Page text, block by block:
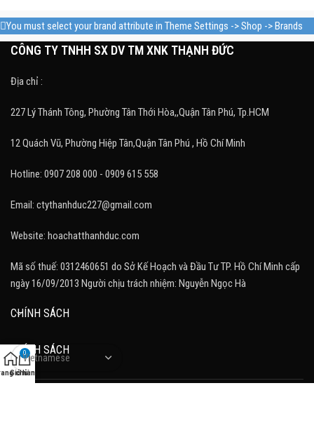
You must select your brand attribute in Theme Settings -> Shop -> Brands
CÔNG TY TNHH SX DV TM XNK THẠNH ĐỨC
Địa chỉ :
227 Lý Thánh Tông, Phường Tân Thới Hòa,,Quận Tân Phú, Tp.HCM
12 Quách Vũ, Phường Hiệp Tân,Quận Tân Phú , Hồ Chí Minh
Hotline: 0907 208 000 - 0909 615 558
Email: ctythanhduc227@gmail.com
Website: hoachatthanhduc.com
Mã số thuế: 0312460651 do Sở Kế Hoạch và Đầu Tư TP. Hồ Chí Minh cấp
ngày 16/09/2013 Người chịu trách nhiệm: Nguyễn Ngọc Hà
CHÍNH SÁCH
CHÍNH SÁCH
chủ
0
Giỏ hàng